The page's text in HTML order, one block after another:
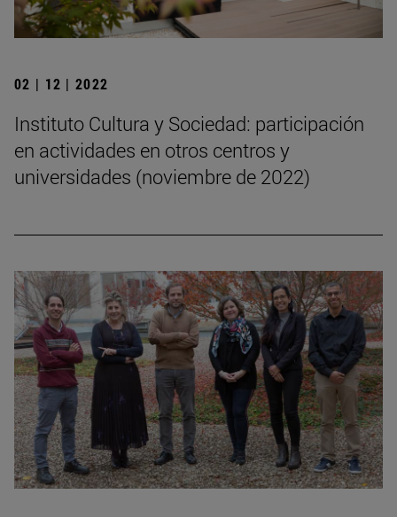
02 | 12 | 2022
Instituto Cultura y Sociedad: participación
en actividades en otros centros y
universidades (noviembre de 2022)